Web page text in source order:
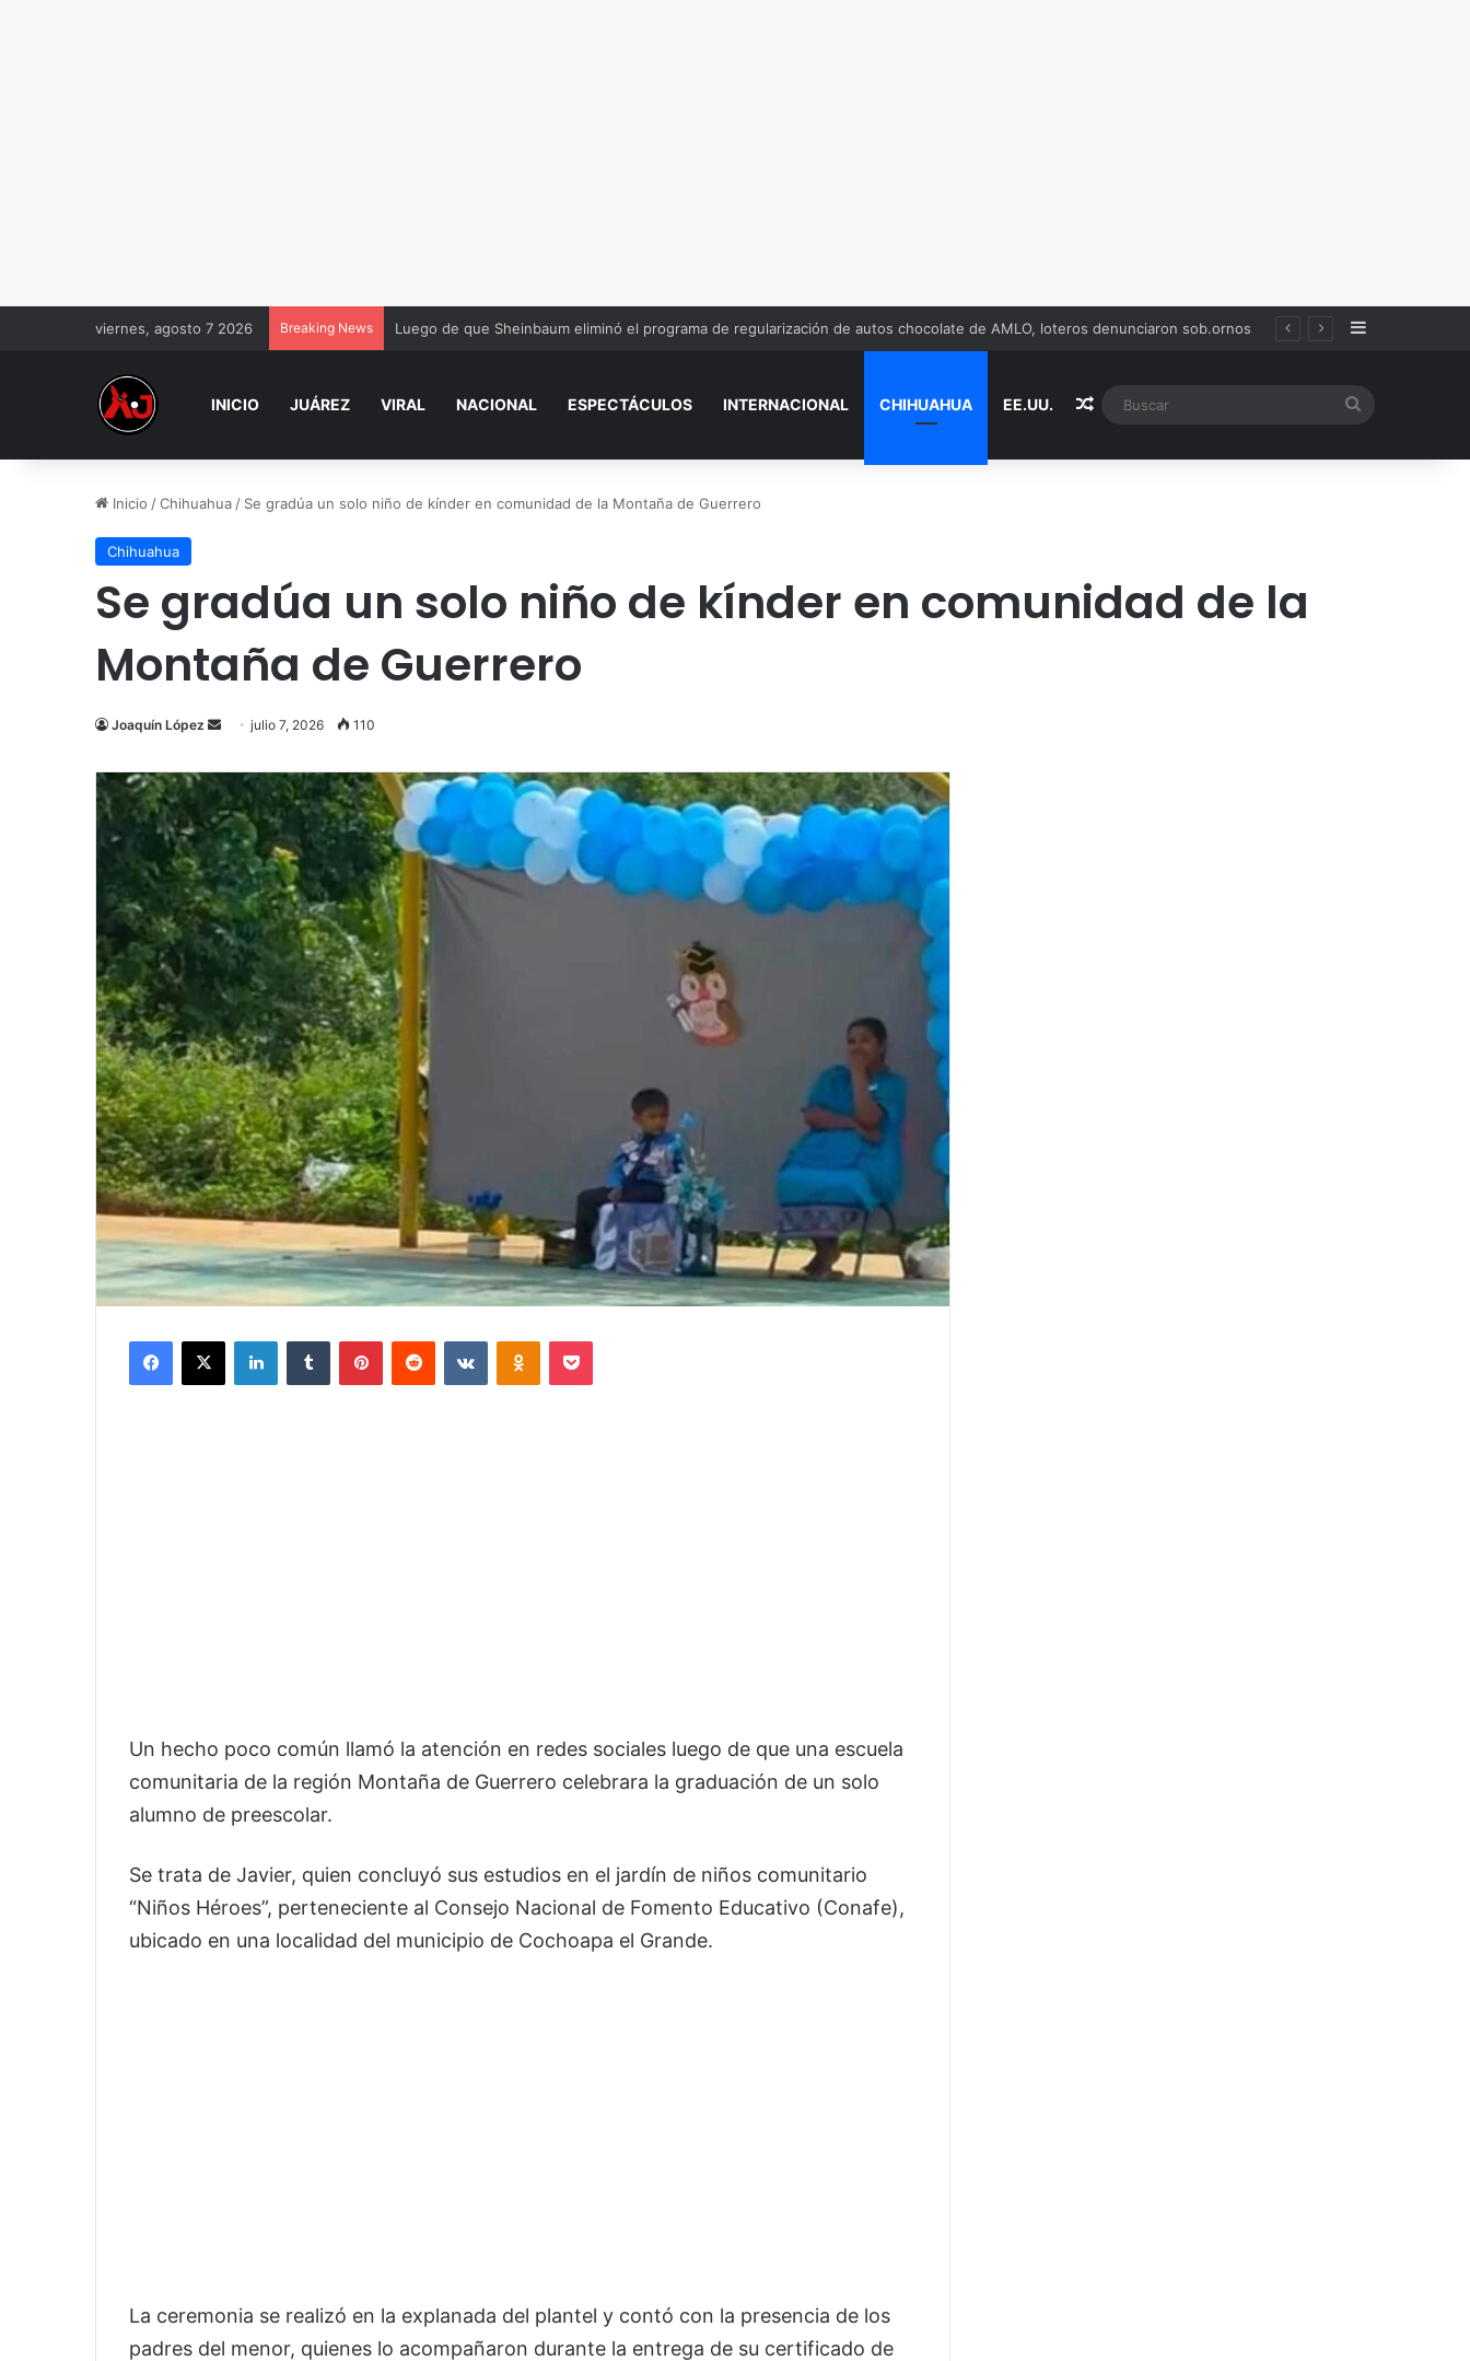
viernes, agosto 7 2026 Breaking News Si te depositan dinero por error y te lo gastas, ¿estás obligado a devolverlo? Sidebar
INICIO JUÁREZ VIRAL NACIONAL ESPECTÁCULOS INTERNACIONAL CHIHUAHUA EE.UU. Random Article
Inicio /Chihuahua / Se gradúa un solo niño de kínder en comunidad de la Montaña de Guerrero
Chihuahua
Se gradúa un solo niño de kínder en comunidad de la
Montaña de Guerrero
Joaquín López
Send
email
julio 7, 2026 110
Facebook
X LinkedInTumblr PinterestReddit VKontakteOdnoklassniki
Pocket
Un hecho poco común llamó la atención en redes sociales luego de que una escuela
comunitaria de la región Montaña de Guerrero celebrara la graduación de un solo
alumno de preescolar.
Se trata de Javier, quien concluyó sus estudios en el jardín de niños comunitario
“Niños Héroes”, perteneciente al Consejo Nacional de Fomento Educativo (Conafe),
ubicado en una localidad del municipio de Cochoapa el Grande.
La ceremonia se realizó en la explanada del plantel y contó con la presencia de los
padres del menor, quienes lo acompañaron durante la entrega de su certificado de